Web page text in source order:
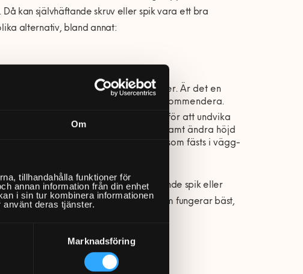
Om
tillhandahålla funktioner för
annan information från din enhet
i sin tur kombinera informationen
deras tjänster.
Marknadsföring
kan självhäftande skruv eller spik vara ett bra
alternativ, bland annat:
skilja i vilken sorts plugg du behöver. Är det en
eller molly-plugg) att rekommendera.
Även detta är ett alternativ för att undvika
gör det enkelt byta ut tavlorna samt ändra höjd
tavlan i en ståltråd eller vajer som fästs i vägg-
förflyttas i sidled.
plugg för tyngre tavlor och självhäftande spik eller
en expert om vilket alternativ som fungerar bäst,